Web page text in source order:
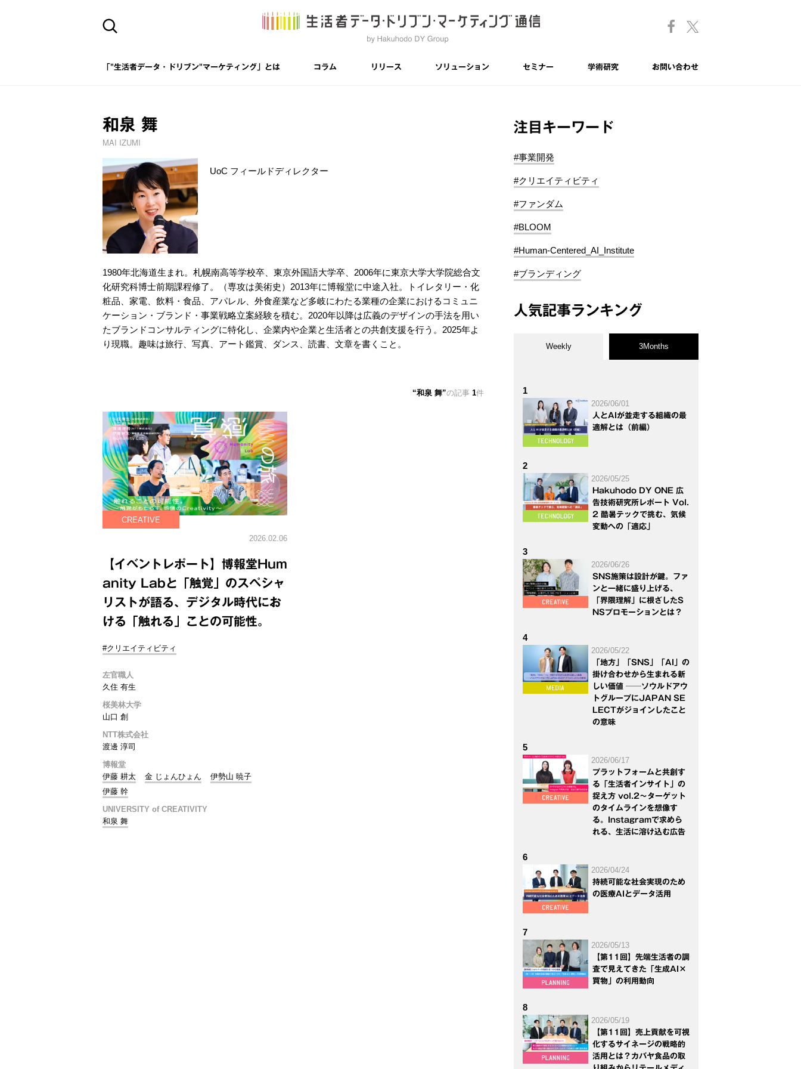
「"生活者データ・ドリブン"マーケティング」とは コラム リリース ソリューション セミナー 学術研究 お問い合わせ
和泉 舞
MAI IZUMI
UoC フィールドディレクター
1980年北海道生まれ。札幌南高等学校卒、東京外国語大学卒、2006年に東京大学大学院総合文
化研究科博士前期課程修了。（専攻は美術史）2013年に博報堂に中途入社。トイレタリー・化
粧品、家電、飲料・食品、アパレル、外食産業など多岐にわたる業種の企業におけるコミュニ
ケーション・ブランド・事業戦略立案経験を積む。2020年以降は広義のデザインの手法を用い
たブランドコンサルティングに特化し、企業内や企業と生活者との共創支援を行う。2025年よ
り現職。趣味は旅行、写真、アート鑑賞、ダンス、読書、文章を書くこと。
和泉 舞 の記事 1件
CREATIVE
2026.02.06
【イベントレポート】博報堂Hum
anity Labと「触覚」のスペシャ
リストが語る、デジタル時代にお
ける「触れる」ことの可能性。
#クリエイティビティ
左官職人
久住 有生
桜美林大学
山口 創
NTT株式会社
渡邊 淳司
博報堂
伊藤 耕太
金 じょんひょん
伊勢山 暁子
伊藤 幹
UNIVERSITY of CREATIVITY
和泉 舞
注目キーワード
#事業開発
#クリエイティビティ
#ファンダム
#BLOOM
#Human-Centered_AI_Institute
#ブランディング
人気記事ランキング
Weekly 3Months
1
2026/06/01
人とAIが並走する組織の最
適解とは（前編）
2
2026/05/25
Hakuhodo DY ONE 広
告技術研究所レポート Vol.
2 酷暑テックで挑む、気候
変動への「適応」
3
2026/06/26
SNS施策は設計が鍵。ファ
ンと一緒に盛り上げる、
「界隈理解」に根ざしたS
NSプロモーションとは？
4
2026/05/22
「地方」「SNS」「AI」の
掛け合わせから生まれる新
しい価値 ──ソウルドアウ
トグループにJAPAN SE
LECTがジョインしたこと
の意味
5
2026/06/17
プラットフォームと共創す
る「生活者インサイト」の
捉え方 vol.2～ターゲット
のタイムラインを想像す
る。Instagramで求めら
れる、生活に溶け込む広告
6
2026/04/24
持続可能な社会実現のため
の医療AIとデータ活用
7
2026/05/13
【第11回】先端生活者の調
査で見えてきた「生成AI×
買物」の利用動向
8
2026/05/19
【第11回】売上貢献を可視
化するサイネージの戦略的
活用とは？カバヤ食品の取